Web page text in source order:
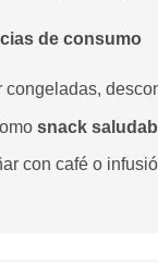
de consumo
congeladas,
snack
con café o